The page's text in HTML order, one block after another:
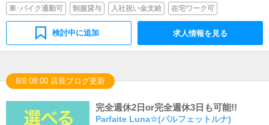
車･バイク通勤可
制服貸与 入社祝い金支給 在宅ワーク可
検討中に追加 求人情報を見る
8/8 08:00 店長ブログ更新
完全週休2日or完全週休3日も可能!!
Parfaite Luna☆(パルフェットルナ)